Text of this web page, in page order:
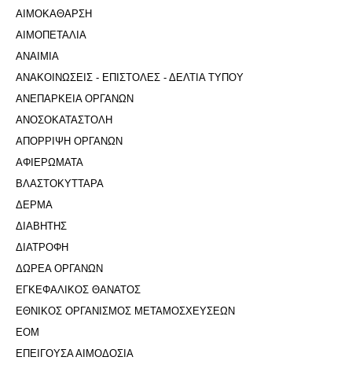
ΑΙΜΟΚΑΘΑΡΣΗ
ΑΙΜΟΠΕΤΑΛΙΑ
ΑΝΑΙΜΙΑ
ΑΝΑΚΟΙΝΩΣΕΙΣ - ΕΠΙΣΤΟΛΕΣ - ΔΕΛΤΙΑ ΤΥΠΟΥ
ΑΝΕΠΑΡΚΕΙΑ ΟΡΓΑΝΩΝ
ΑΝΟΣΟΚΑΤΑΣΤΟΛΗ
ΑΠΟΡΡΙΨΗ ΟΡΓΑΝΩΝ
ΑΦΙΕΡΩΜΑΤΑ
ΒΛΑΣΤΟΚΥΤΤΑΡΑ
ΔΕΡΜΑ
ΔΙΑΒΗΤΗΣ
ΔΙΑΤΡΟΦΗ
ΔΩΡΕΑ ΟΡΓΑΝΩΝ
ΕΓΚΕΦΑΛΙΚΟΣ ΘΑΝΑΤΟΣ
ΕΘΝΙΚΟΣ ΟΡΓΑΝΙΣΜΟΣ ΜΕΤΑΜΟΣΧΕΥΣΕΩΝ
ΕΟΜ
ΕΠΕΙΓΟΥΣΑ ΑΙΜΟΔΟΣΙΑ